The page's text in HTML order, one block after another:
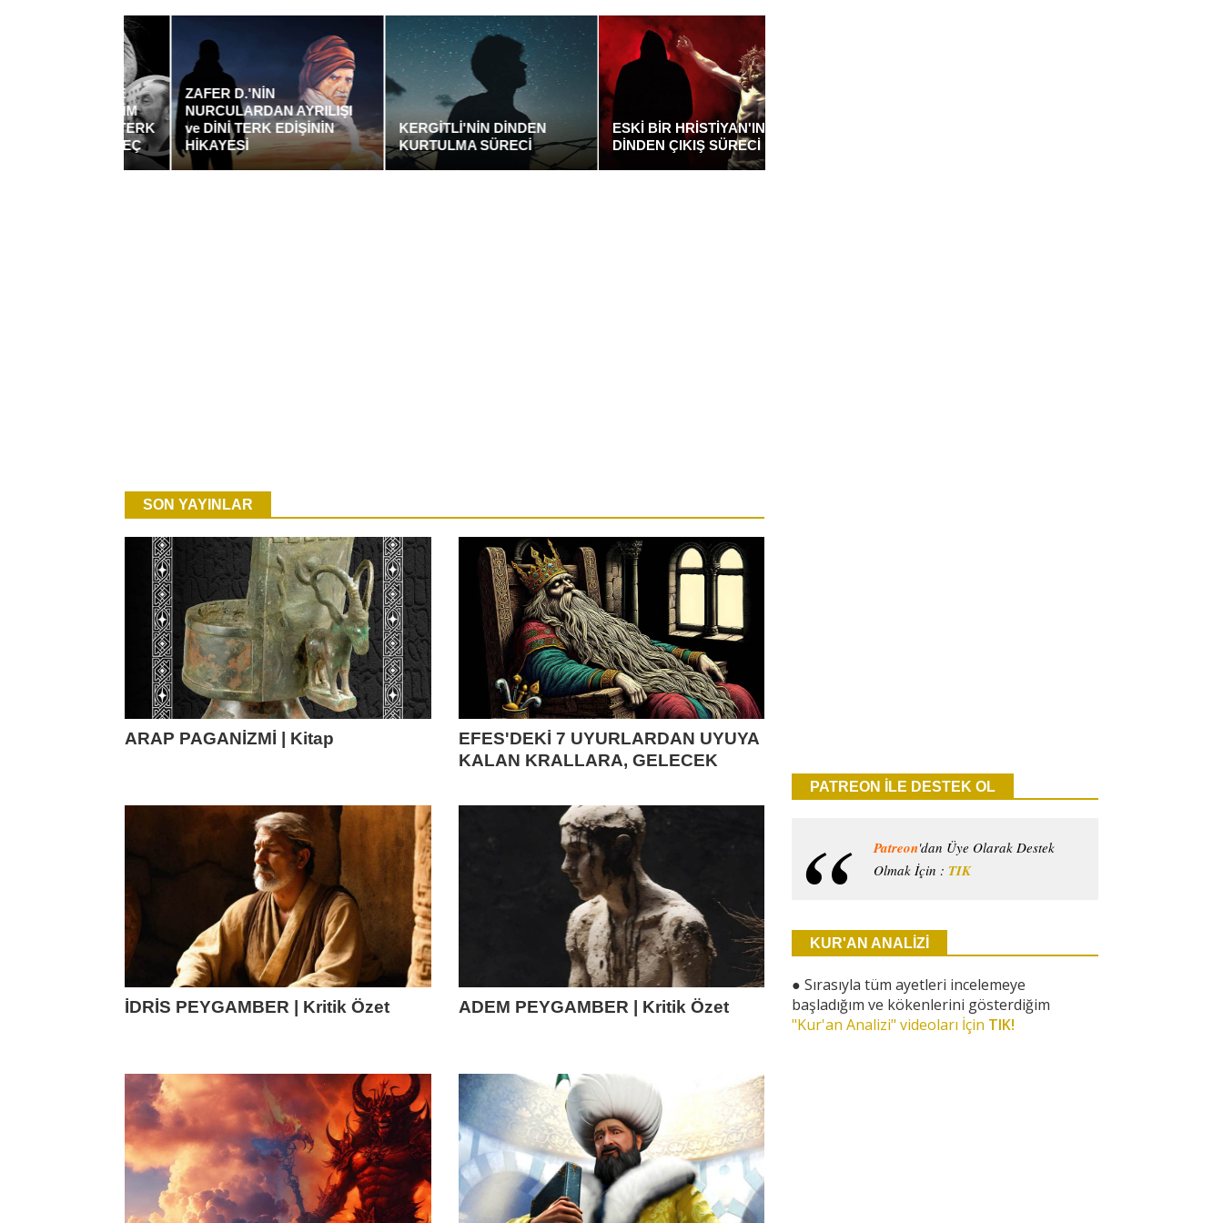
ZAFER D.'NİN
NURCULARDAN AYRILIŞI
ve DİNİ TERK EDİŞİNİN
HİKAYESİ
KERGİTLİ'NİN DİNDEN
KURTULMA SÜRECİ
ESKİ BİR HRİSTİYAN'IN
DİNDEN ÇIKIŞ SÜRECİ
SON YAYINLAR
ARAP PAGANİZMİ | Kitap
EFES'DEKİ 7 UYURLARDAN UYUYA
KALAN KRALLARA, GELECEK
İDRİS PEYGAMBER | Kritik Özet ADEM PEYGAMBER | Kritik Özet
PATREON İLE DESTEK OL
Patreon'dan Üye Olarak Destek
Olmak İçin : TIK
KUR'AN ANALİZİ
●Sırasıyla tüm ayetleri incelemeye
başladığım ve kökenlerini gösterdiğim
"Kur'an Analizi" videoları İçin TIK!